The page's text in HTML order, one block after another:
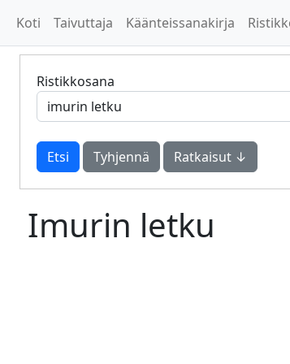
Koti Taivuttaja Käänteissanakirja
Ristikkosana
Tyhjennä Ratkaisut ↓
Imurin letku